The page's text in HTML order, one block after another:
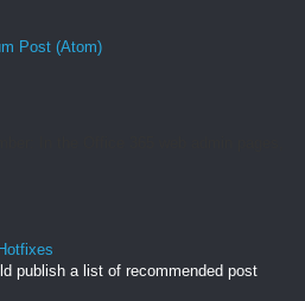
Post (Atom)
publish a list of recommended post